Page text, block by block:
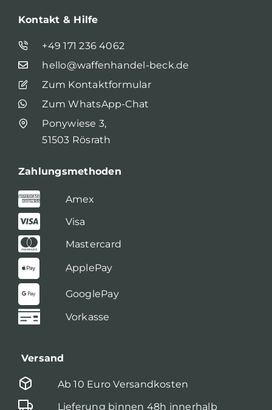
Kontakt & Hilfe
+49 171 236 4062
hello@waffenhandel-beck.de
Zum Kontaktformular
Zum WhatsApp-Chat
Ponywiese 3,
51503 Rösrath
Zahlungsmethoden
Amex
Visa
Mastercard
ApplePay
GooglePay
Vorkasse
Versand
Ab 10 Euro Versandkosten
Lieferung binnen 48h innerhalb